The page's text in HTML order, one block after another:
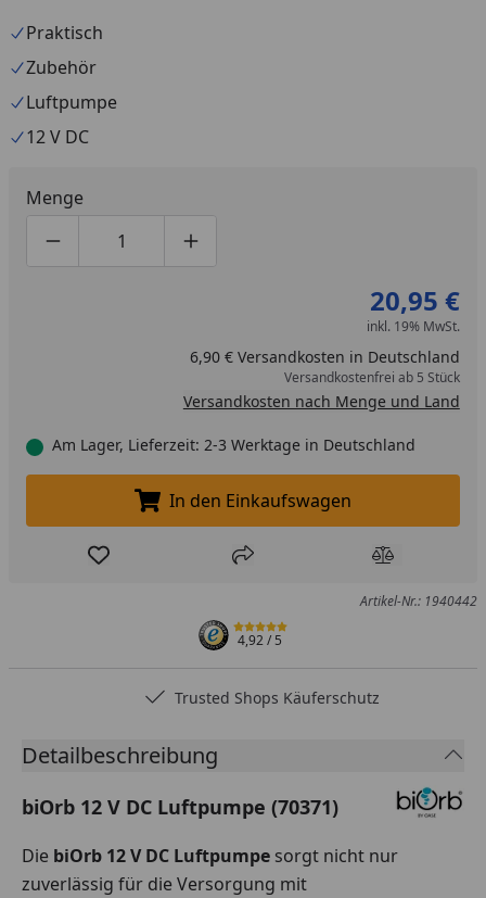
Praktisch
Zubehör
Luftpumpe
12 V DC
Menge
Produktmenge um eins verringern
Produktmenge manuell eingeben
Produktmenge um eins erhöhen
20,95 €
inkl. 19% MwSt.
6,90 € Versandkosten in Deutschland
Versandkostenfrei ab 5 Stück
Versandkosten nach Menge und Land
Am Lager, Lieferzeit: 2-3 Werktage in Deutschland
In den Einkaufswagen legen
In den Einkaufswagen
Produkt zur Wunschliste hinzufügen
Teilen Produkt
Artikel-Nr.: 1940442
4,92/ 5
Trusted Shops Käuferschutz
Detailbeschreibung
biOrb 12 V DC Luftpumpe (70371)
Die biOrb 12 V DC Luftpumpe sorgt nicht nur
zuverlässig für die Versorgung mit